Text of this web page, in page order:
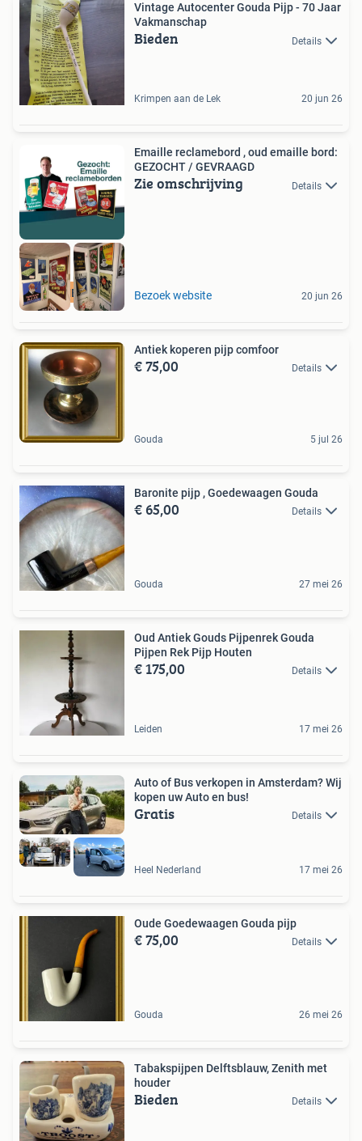
Vintage Autocenter Gouda Pijp - 70 Jaar
Vakmanschap
Bieden Details
Krimpen aan de Lek 20 jun 26
RECLAMEBORDEN
Emaille reclamebord , oud emaille bord:
GEZOCHT / GEVRAAGD
Zie omschrijving Details
Bezoek website 20 jun 26
Antiek koperen pijp comfoor
€ 75,00 Details
Gouda 5 jul 26
Baronite pijp , Goedewaagen Gouda
€ 65,00 Details
Gouda 27 mei 26
Oud Antiek Gouds Pijpenrek Gouda
Pijpen Rek Pijp Houten
€ 175,00 Details
Leiden 17 mei 26
Auto of Bus verkopen in Amsterdam? Wij
kopen uw Auto en bus!
Gratis Details
Heel Nederland 17 mei 26
Oude Goedewaagen Gouda pijp
€ 75,00 Details
Gouda 26 mei 26
Tabakspijpen Delftsblauw, Zenith met
houder
Bieden Details